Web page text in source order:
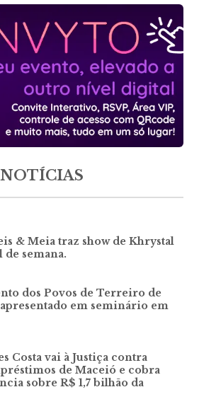
& Meia traz show de Khrystal
de semana.
dos Povos de Terreiro de
apresentado em seminário em
Costa vai à Justiça contra
de Maceió e cobra
sobre R$ 1,7 bilhão da